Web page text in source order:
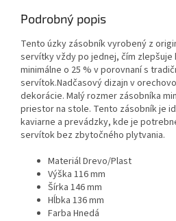
Podrobný popis
Tento úzky zásobník vyrobený z
servítky vždy po jednej, čím zlepšuje
minimálne o 25 % v porovnaní s
servítok.Nadčasový dizajn v
dekorácie. Malý rozmer zásobníka
priestor na stole. Tento zásobník je
kaviarne a prevádzky, kde je
servítok bez zbytočného plytvania.
Materiál Drevo/Plast
Výška 116 mm
Šírka 146 mm
Hĺbka 136 mm
Farba Hnedá